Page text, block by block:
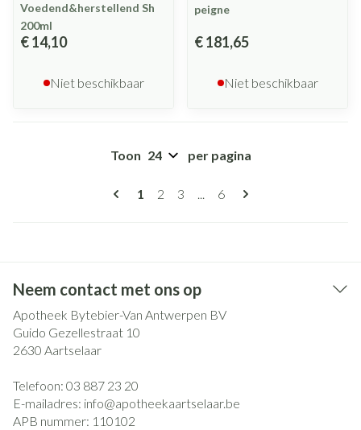
Voedend&herstellend Sh
200ml
€ 14,10
Niet beschikbaar
peigne
€ 181,65
Niet beschikbaar
Pagina's
U lees momenteel pagina
1 Pagina
2 Pagina
3 ... Pagina
6
Toon per pagina
Neem contact met ons op
Apotheek Bytebier-Van Antwerpen BV
Guido Gezellestraat 10
2630 Aartselaar
Telefoon: 03 887 23 20
E-mailadres: info@apotheekaartselaar.be
APB nummer: 110102